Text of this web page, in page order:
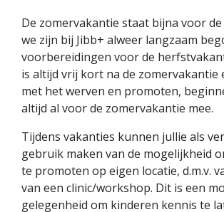
De zomervakantie staat bijna voor
we zijn bij Jibb+ alweer langzaam
voorbereidingen voor de
is altijd vrij kort na de zomervakantie
met het werven en promoten,
altijd al voor de zomervakantie mee.
Tijdens vakanties kunnen jullie als
gebruik maken van de mogelijkheid
te promoten op eigen locatie, d.m.v.
van een clinic/workshop. Dit is een
gelegenheid om kinderen kennis te